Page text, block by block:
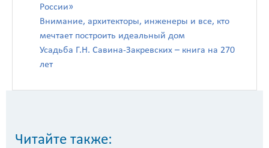
России»
Внимание, архитекторы, инженеры и все, кто
мечтает построить идеальный дом
Усадьба Г.Н. Савина-Закревских – книга на 270
лет
Читайте также: